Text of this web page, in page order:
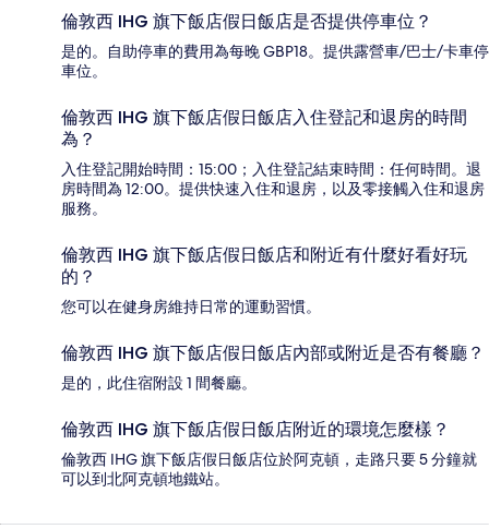
倫敦西 IHG 旗下飯店假日飯店是否提供停車位？
是的。自助停車的費用為每晚 GBP18。提供露營車/巴士/卡車停
車位。
倫敦西 IHG 旗下飯店假日飯店入住登記和退房的時間
為？
入住登記開始時間：15:00；入住登記結束時間：任何時間。退
房時間為 12:00。提供快速入住和退房，以及零接觸入住和退房
服務。
倫敦西 IHG 旗下飯店假日飯店和附近有什麼好看好玩
的？
您可以在健身房維持日常的運動習慣。
倫敦西 IHG 旗下飯店假日飯店內部或附近是否有餐廳？
是的，此住宿附設 1 間餐廳。
倫敦西 IHG 旗下飯店假日飯店附近的環境怎麼樣？
倫敦西 IHG 旗下飯店假日飯店位於阿克頓，走路只要 5 分鐘就
可以到北阿克頓地鐵站。